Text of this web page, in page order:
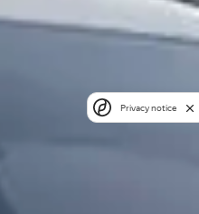
Privacy notice